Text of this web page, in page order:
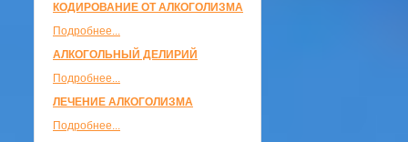
КОДИРОВАНИЕ ОТ АЛКОГОЛИЗМА
Подробнее...
АЛКОГОЛЬНЫЙ ДЕЛИРИЙ
Подробнее...
ЛЕЧЕНИЕ АЛКОГОЛИЗМА
Подробнее...